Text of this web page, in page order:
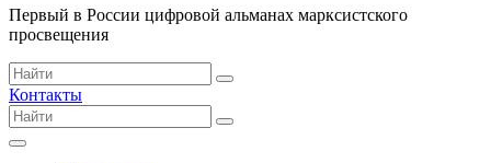
Первый в России цифровой альманах марксистского
просвещения
Контакты